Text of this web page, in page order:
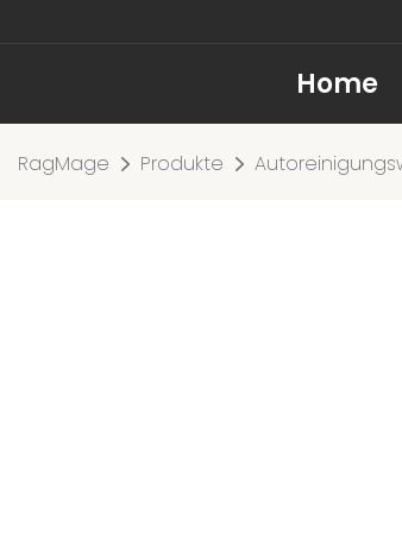
Home
RagMage Produkte